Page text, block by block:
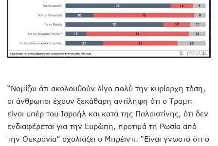
“Νομίζω ότι ακολουθούν λίγο πολύ την κυρίαρχη τάση,
οι άνθρωποι έχουν ξεκάθαρη αντίληψη ότι ο Τραμπ
είναι υπέρ του Ισραήλ και κατά της Παλαιστίνης, ότι δεν
ενδιαφέρεται για την Ευρώπη, προτιμά τη Ρωσία από
την Ουκρανία” σχολιάζει ο Μπρέιντι. “Είναι γνωστό ότι ο